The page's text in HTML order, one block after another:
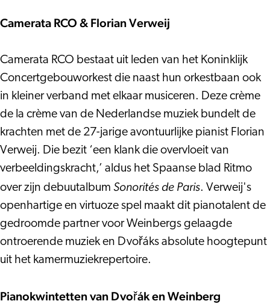
Weinberg
Camerata RCO & Florian Verweij
Camerata RCO bestaat uit leden van het Koninklijk
Concertgebouworkest die naast hun orkestbaan ook
in kleiner verband met elkaar musiceren. Deze crème
de la crème van de Nederlandse muziek bundelt de
krachten met de 27-jarige avontuurlijke pianist Florian
Verweij. Die bezit ‘een klank die overvloeit van
verbeeldingskracht,’ aldus het Spaanse blad Ritmo
over zijn debuutalbum Sonorités de Paris. Verweij's
openhartige en virtuoze spel maakt dit pianotalent de
gedroomde partner voor Weinbergs gelaagde
ontroerende muziek en Dvořáks absolute hoogtepunt
uit het kamermuziekrepertoire.
Pianokwintetten van Dvořák en Weinberg